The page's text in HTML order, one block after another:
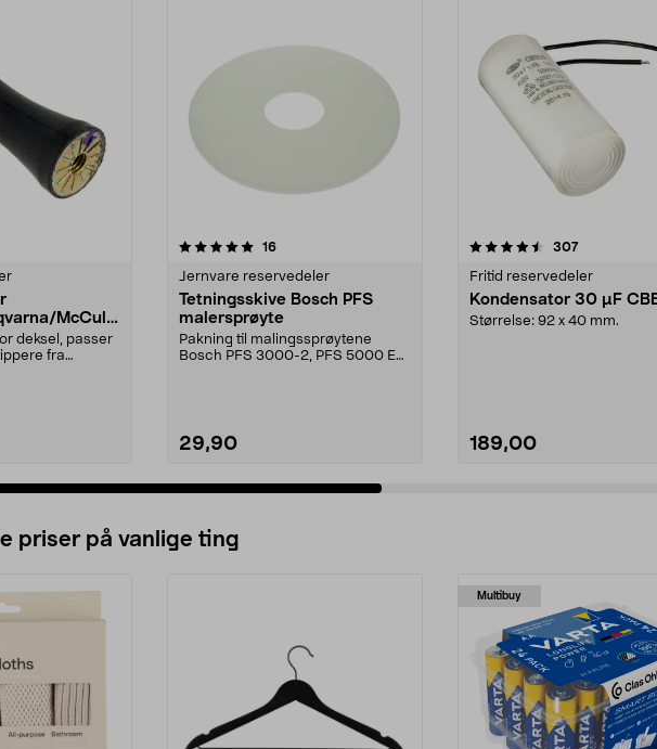
McCullo
deksel, passer
fra
stjerner 16anmeldelser
Jernvare reservedeler
Tetningsskive Bosch PFS
malersprøyte
Pakning til malingssprøytene
Bosch PFS 3000-2, PFS 5000 E
29,90
4.5 av 5 stjerner 307anmeldelser
Fritid reservedeler
Kondensator 30 µF
Størrelse: 92 x 40 mm.
189,00
4.5 av 5 stjerner
priser på vanlige ting
Multibuy